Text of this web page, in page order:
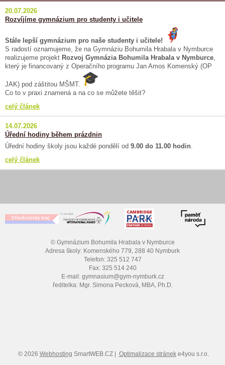
20.07.2026
Rozvíjíme gymnázium pro studenty i učitele
Stále lepší gymnázium pro naše studenty i učitele!
S radostí oznamujeme, že na Gymnáziu Bohumila Hrabala v Nymburce
realizujeme projekt Rozvoj Gymnázia Bohumila Hrabala v Nymburce,
který je financovaný z Operačního programu Jan Amos Komenský (OP
JAK) pod záštitou MŠMT.
Co to v praxi znamená a na co se můžete těšit?
celý článek
14.07.2026
Úřední hodiny během prázdnin
Úřední hodiny školy jsou každé pondělí od 9.00 do 11.00 hodin.
celý článek
© Gymnázium Bohumila Hrabala v Nymburce
Adresa školy: Komenského 779, 288 40 Nymburk
Telefon: 325 512 747
Fax: 325 514 240
E-mail: gymnasium@gym-nymburk.cz
ředitelka: Mgr. Simona Pecková, MBA, Ph.D.
© 2026 Webhosting SmartWEB.CZ | Optimalizace stráneke4you s.r.o.